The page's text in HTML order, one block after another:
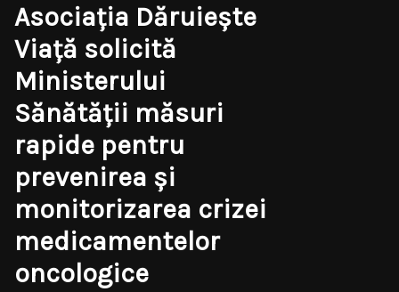
Asociația Dăruiește
Viață solicită
Ministerului
Sănătății măsuri
rapide pentru
prevenirea și
monitorizarea crizei
medicamentelor
oncologice